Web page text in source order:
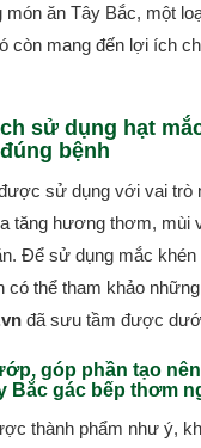
món ăn Tây Bắc, một
còn mang đến lợi ích
sử dụng hạt
bệnh
sử dụng với vai trò
tăng hương thơm, mùi
Để sử dụng mắc khén
có thể tham khảo
đã sưu tầm được
góp phần tạo
Bắc gác bếp thơm
thành phẩm như ý,